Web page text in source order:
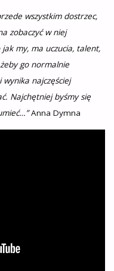
wszystkim dostrzec,
zobaczyć w niej
my, ma uczucia, talent,
go normalnie
najczęściej
Najchętniej byśmy się
Anna Dymna